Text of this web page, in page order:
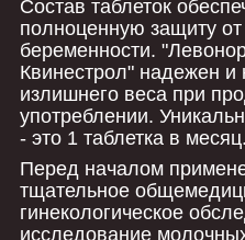
Состав таблеток
полноценную защиту от
беременности.
Квинестрол" надежен и
излишнего веса при
употреблении.
- это 1 таблетка в месяц.
Перед началом
тщательное
гинекологическое
исследование